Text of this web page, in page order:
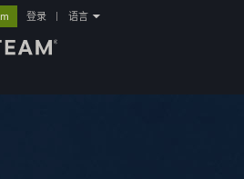
登录 语言